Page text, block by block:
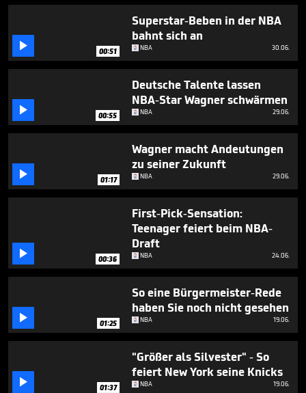
 00:51
Superstar-Beben in der NBA
bahnt sich an
NBA 30.06.
 00:55
Deutsche Talente lassen
NBA-Star Wagner schwärmen
NBA 29.06.
 01:17
Wagner macht Andeutungen
zu seiner Zukunft
NBA 29.06.
 00:36
First-Pick-Sensation:
Teenager feiert beim NBA-
Draft
NBA 24.06.
 01:25
So eine Bürgermeister-Rede
haben Sie noch nicht gesehen
NBA 19.06.
 01:37
"Größer als Silvester" - So
feiert New York seine Knicks
NBA 19.06.